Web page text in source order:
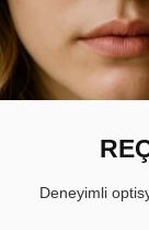
Deneyimli